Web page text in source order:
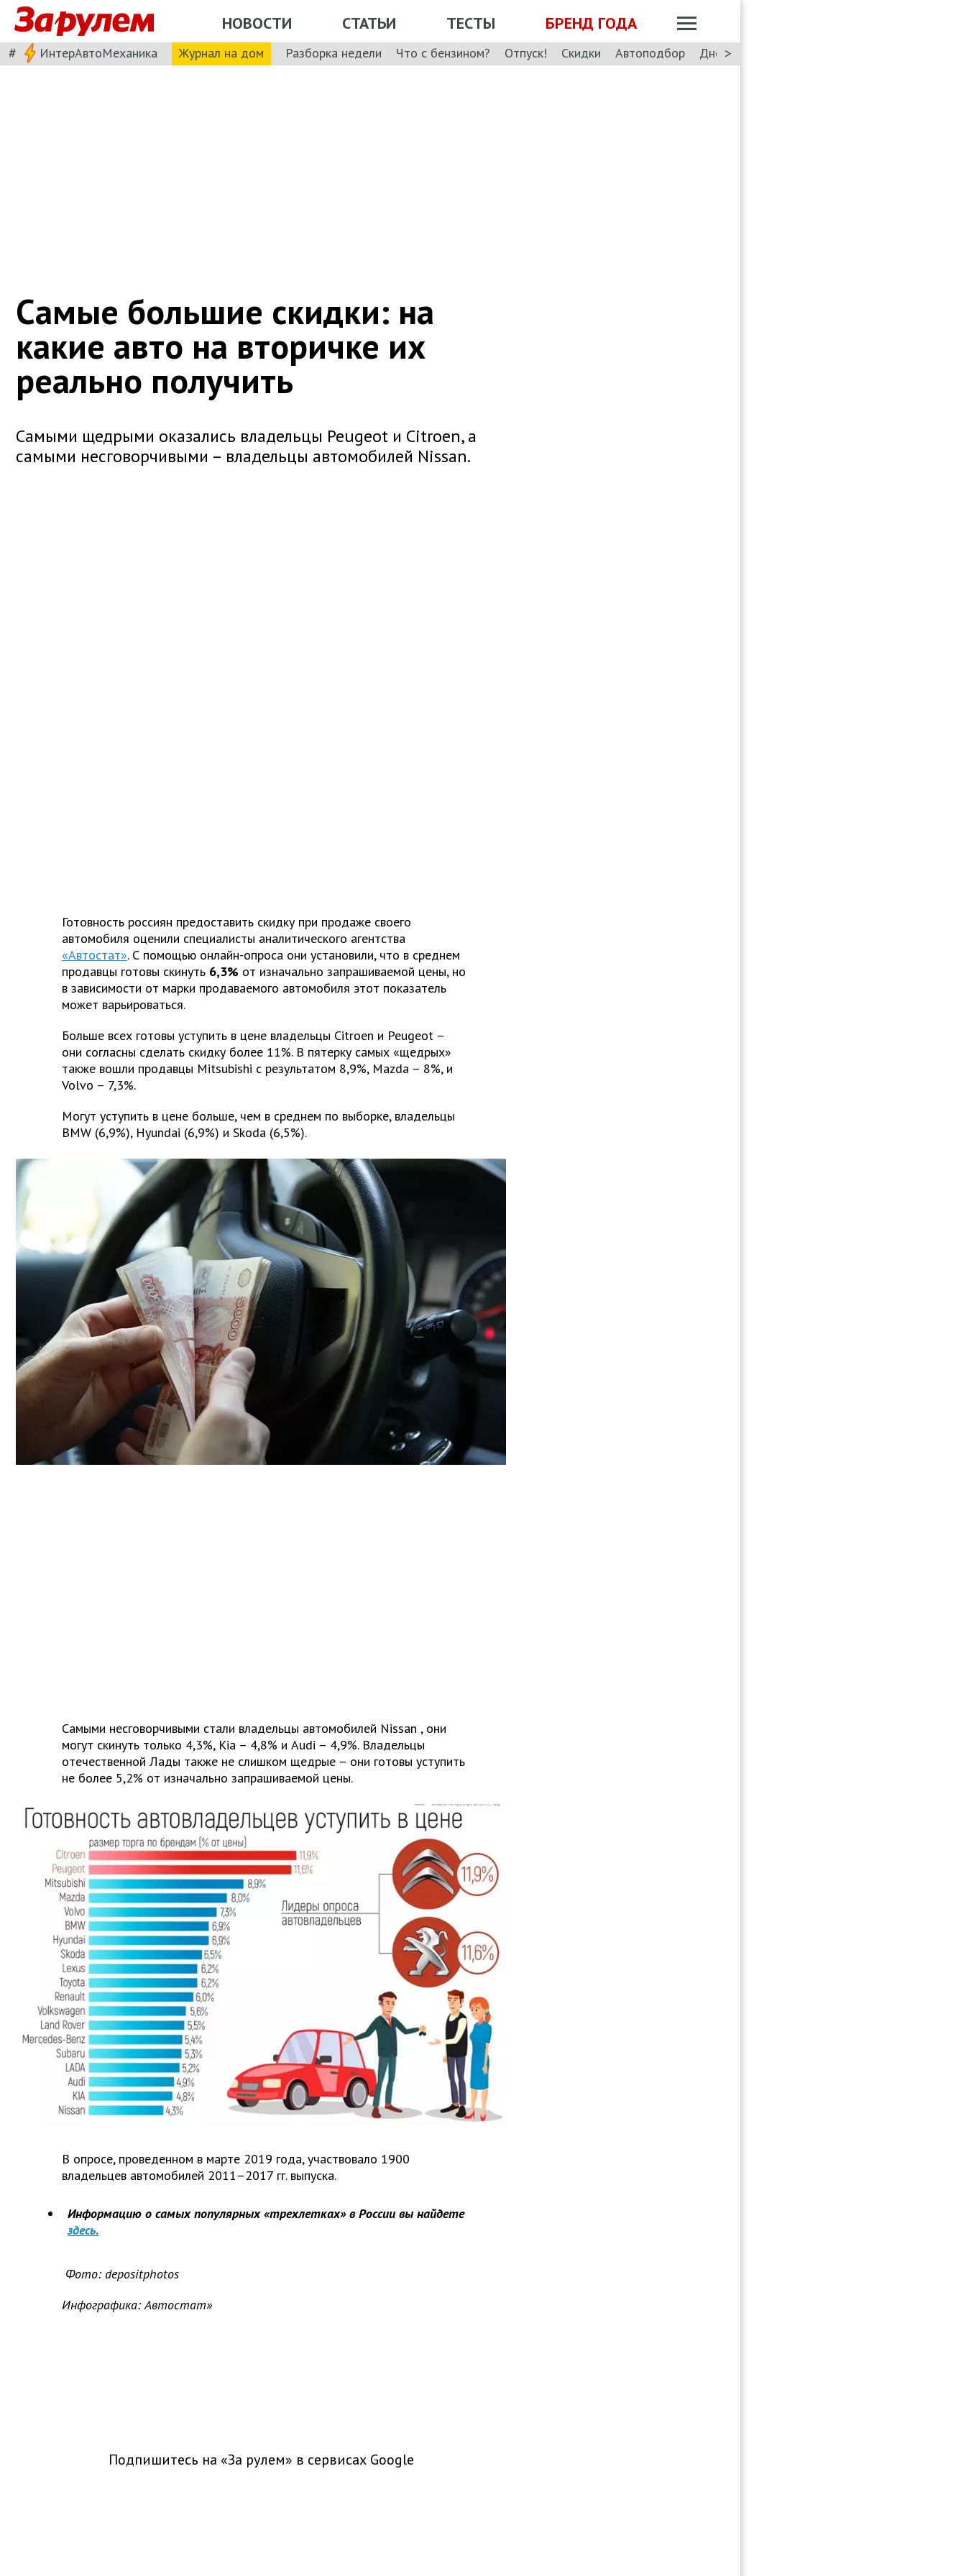
НОВОСТИ СТАТЬИ ТЕСТЫ БРЕНД ГОДА
# ИнтерАвтоМеханика Журнал на дом Разборка недели Что с бензином? Отпуск! Скидки Автоподбор Дневник: Лада Искра
>
Самые большие скидки: на
какие авто на вторичке их
реально получить
Самыми щедрыми оказались владельцы Peugeot и Сitroen, а
самыми несговорчивыми – владельцы автомобилей Nissan.
Готовность россиян предоставить скидку при продаже своего
автомобиля оценили специалисты аналитического агентства
«Автостат». С помощью онлайн-опроса они установили, что в среднем
продавцы готовы скинуть 6,3% от изначально запрашиваемой цены, но
в зависимости от марки продаваемого автомобиля этот показатель
может варьироваться.
Больше всех готовы уступить в цене владельцы Сitroen и Peugeot –
они согласны сделать скидку более 11%. В пятерку самых «щедрых»
также вошли продавцы Mitsubishi с результатом 8,9%, Mazda – 8%, и
Volvo – 7,3%.
Могут уступить в цене больше, чем в среднем по выборке, владельцы
BMW (6,9%), Hyundai (6,9%) и Skoda (6,5%).
Самыми несговорчивыми стали владельцы автомобилей Nissan , они
могут скинуть только 4,3%, Kia – 4,8% и Audi – 4,9%. Владельцы
отечественной Лады также не слишком щедрые – они готовы уступить
не более 5,2% от изначально запрашиваемой цены.
В опросе, проведенном в марте 2019 года, участвовало 1900
владельцев автомобилей 2011–2017 гг. выпуска.
Информацию о самых популярных «трехлетках» в России вы найдете
здесь.
Фото: depositphotos
Инфографика: Автостат»
Подпишитесь на «За рулем» в сервисах Google